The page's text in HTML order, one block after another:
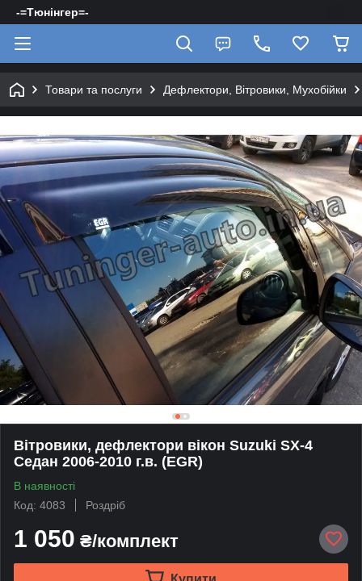
-=Тюнінгер=-
Товари та послуги Дефлектори, Вітровики, Мухобійки
Вітровики, дефлектори вікон Suzuki SX-4
Седан 2006-2010 г.в. (EGR)
В наявності
Код: 4083
Роздріб
1 050 ₴/комплект